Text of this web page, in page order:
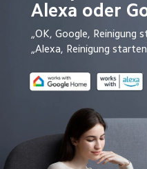
Alexa oder
„OK, Google, Reinigung
„Alexa, Reinigung